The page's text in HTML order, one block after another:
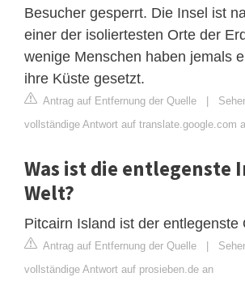
Besucher gesperrt. Die Insel ist
einer der isoliertesten Orte der
wenige Menschen haben jemals
ihre Küste gesetzt.
Antrag auf Entfernung der Quelle |
vollständige Antwort auf translate.google.com
Was ist die entlegenste
Welt?
Pitcairn Island ist der entlegenste
Antrag auf Entfernung der Quelle |
vollständige Antwort auf prosieben.de an